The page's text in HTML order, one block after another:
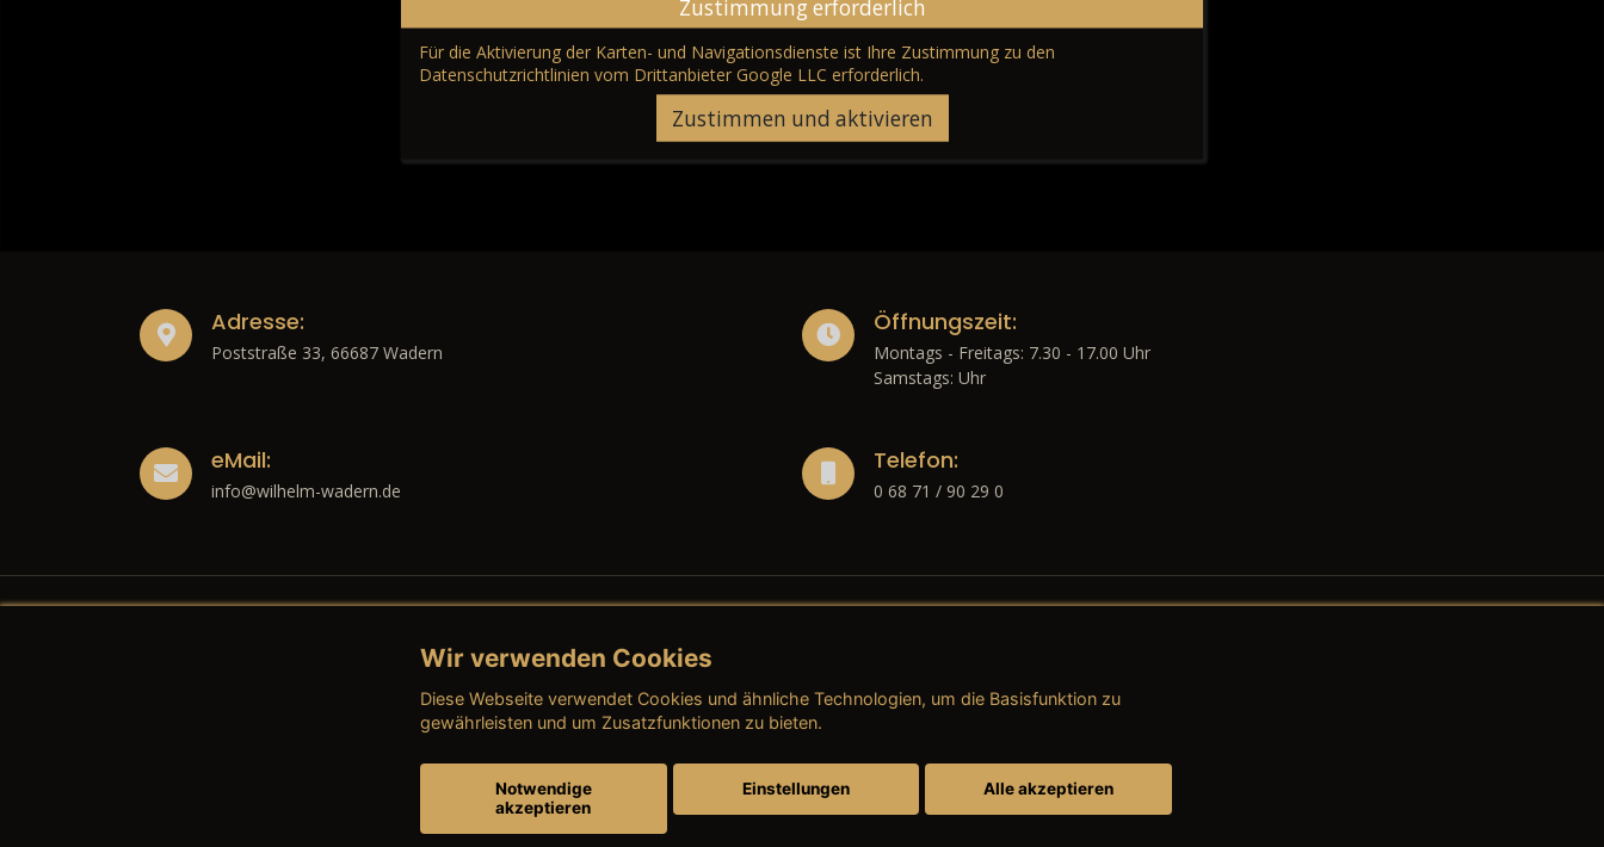
Zustimmung erforderlich
Für die Aktivierung der Karten- und Navigationsdienste ist Ihre Zustimmung zu den
Datenschutzrichtlinien vom Drittanbieter Google LLC erforderlich.
Zustimmen und aktivieren
Adresse:
Poststraße 33, 66687 Wadern
Öffnungszeit:
Montags - Freitags: 7.30 - 17.00 Uhr
Samstags: Uhr
eMail:
info@wilhelm-wadern.de
Telefon:
0 68 71 / 90 29 0
Rechtliches
→ Impressum
→ AGB (Neuwagen)
→ AGB (Teile & Zubehör)
Wir verwenden Cookies
Diese Webseite verwendet Cookies und ähnliche Technologien, um die Basisfunktion zu
gewährleisten und um Zusatzfunktionen zu bieten.
Notwendige
akzeptieren
Einstellungen Alle akzeptieren